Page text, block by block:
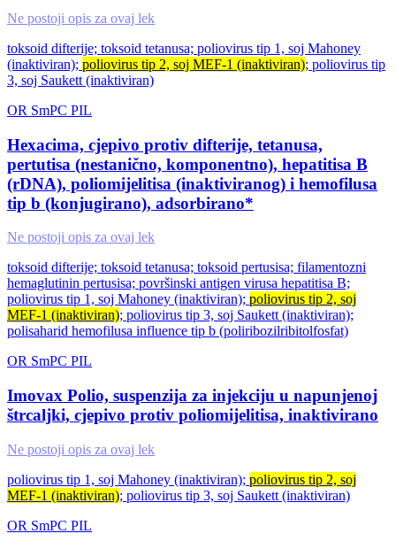
Ne postoji opis za ovaj lek
toksoid difterije; toksoid tetanusa; poliovirus tip 1, soj Mahoney
(inaktiviran); poliovirus tip 2, soj MEF-1 (inaktiviran); poliovirus tip
3, soj Saukett (inaktiviran)
OR SmPC PIL
Hexacima, cjepivo protiv difterije, tetanusa,
pertutisa (nestanično, komponentno), hepatitisa B
(rDNA), poliomijelitisa (inaktiviranog) i hemofilusa
tip b (konjugirano), adsorbirano*
Ne postoji opis za ovaj lek
toksoid difterije; toksoid tetanusa; toksoid pertusisa; filamentozni
hemaglutinin pertusisa; površinski antigen virusa hepatitisa B;
poliovirus tip 1, soj Mahoney (inaktiviran); poliovirus tip 2, soj
MEF-1 (inaktiviran); poliovirus tip 3, soj Saukett (inaktiviran);
polisaharid hemofilusa influence tip b (poliribozilribitolfosfat)
OR SmPC PIL
Imovax Polio, suspenzija za injekciju u napunjenoj
štrcaljki, cjepivo protiv poliomijelitisa, inaktivirano
Ne postoji opis za ovaj lek
poliovirus tip 1, soj Mahoney (inaktiviran); poliovirus tip 2, soj
MEF-1 (inaktiviran); poliovirus tip 3, soj Saukett (inaktiviran)
OR SmPC PIL